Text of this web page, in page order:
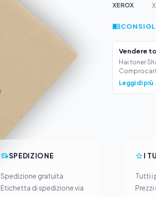
XEROX
Vendere
Hai toner
Leggi di più
SPEDIZIONE
Spedizione gratuita
Etichetta di spedizione via
I
Tutti i
Prezzi